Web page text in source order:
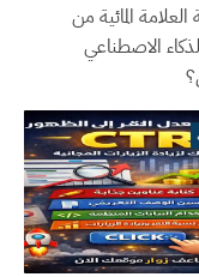
العلامة المائية من
الاصطناعي